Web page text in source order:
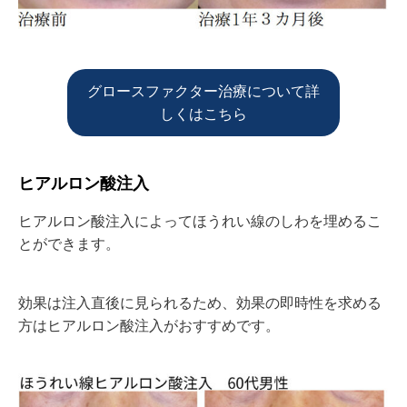
グロースファクター治療について詳
しくはこちら
ヒアルロン酸注入
ヒアルロン酸注入によってほうれい線のしわを埋めるこ
とができます。
効果は注入直後に見られるため、 効果の即時性を求める
方はヒアルロン酸注入がおすすめです。